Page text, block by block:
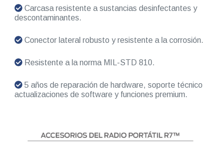
Carcasa resistente a sustancias desinfectantes y
descontaminantes.
Conector lateral robusto y resistente a la corrosión.
Resistente a la norma MIL-STD 810.
5 años de reparación de hardware, soporte técnico
actualizaciones de software y funciones premium.